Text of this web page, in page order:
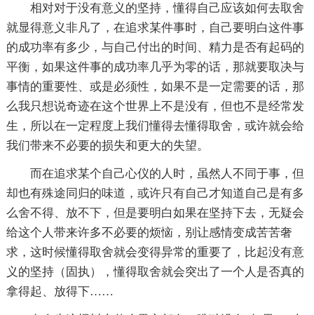
相对对于没有意义的坚持，懂得自己应该如何去取舍
就显得意义非凡了，在追求某件事时，自己要明白这件事
的成功率有多少，与自己付出的时间、精力是否有起码的
平衡，如果这件事的成功率几乎为零的话，那就要取决与
事情的重要性、或是必须性，如果不是一定需要的话，那
么我只想说奇迹在这个世界上不是没有，但也不是经常发
生，所以在一定程度上我们懂得去懂得取舍，或许就会给
我们带来不必要的损失和更大的失望。
而在追求某个自己心仪的人时，虽然人不同于事，但
却也有殊途同归的味道，或许只有自己才知道自己是有多
么舍不得、放不下，但是要明白如果在坚持下去，无疑会
给这个人带来许多不必要的烦恼，别让感情变成苦苦奢
求，这时候懂得取舍就会变得异常的重要了，比起没有意
义的坚持（固执），懂得取舍就会突出了一个人是否真的
拿得起、放得下……